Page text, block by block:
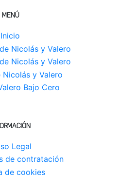
MENÚ
Inicio
Nicolás y Valero
Nicolás y Valero
Nicolás y Valero
Bajo Cero
Legal
de contratación
de cookies